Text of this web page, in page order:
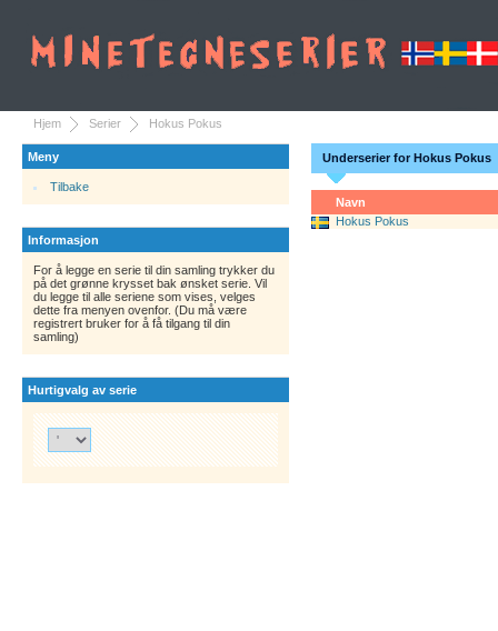
Hjem Serier Hokus Pokus
Meny
Tilbake
Informasjon
For å legge en serie til din samling trykker du
på det grønne krysset bak ønsket serie. Vil
du legge til alle seriene som vises, velges
dette fra menyen ovenfor. (Du må være
registrert bruker for å få tilgang til din
samling)
Hurtigvalg av serie
Underserier for Hokus Pokus
Navn
Hokus Pokus